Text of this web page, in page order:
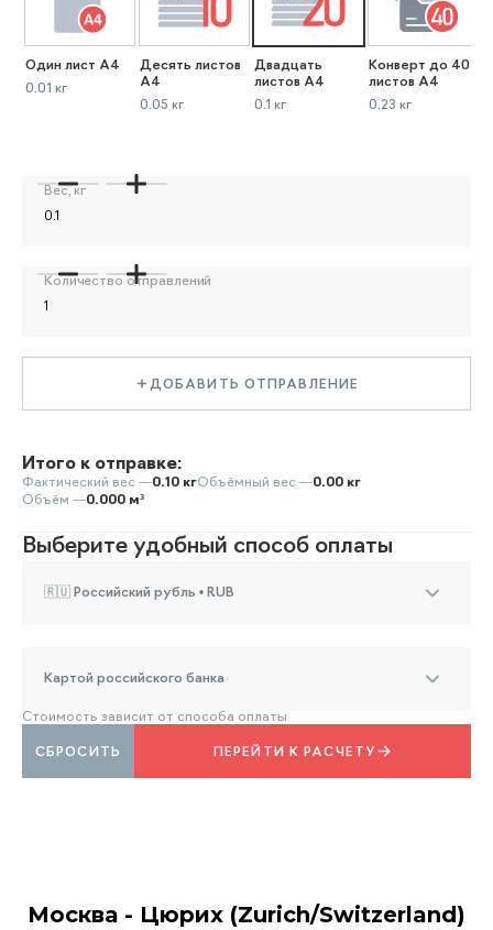
Один лист А4
0.01 кг
Десять листов
А4
0.05 кг
Двадцать
листов А4
0.1 кг
Конверт до 40
листов А4
0.23 кг
Вес, кг
Количество отправлений
ДОБАВИТЬ ОТПРАВЛЕНИЕ
Итого к отправке:
Фактический вес —0.10 кгОбъёмный вес —0.00 кг
Объём —0.000 м³
Выберите удобный способ оплаты
🇷🇺 Российский рубль • RUB
Картой российского банка
Стоимость зависит от способа оплаты
ПЕРЕЙТИ К РАСЧЕТУ
СБРОСИТЬ
Москва - Цюрих (Zurich/Switzerland)